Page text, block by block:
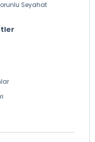
Seyahat